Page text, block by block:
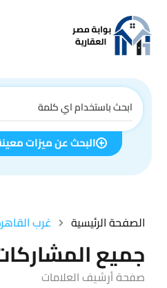
البحث عن ميزات
الصفحة الرئيسية غرب
جميع
صفحة أرشيف العلامات